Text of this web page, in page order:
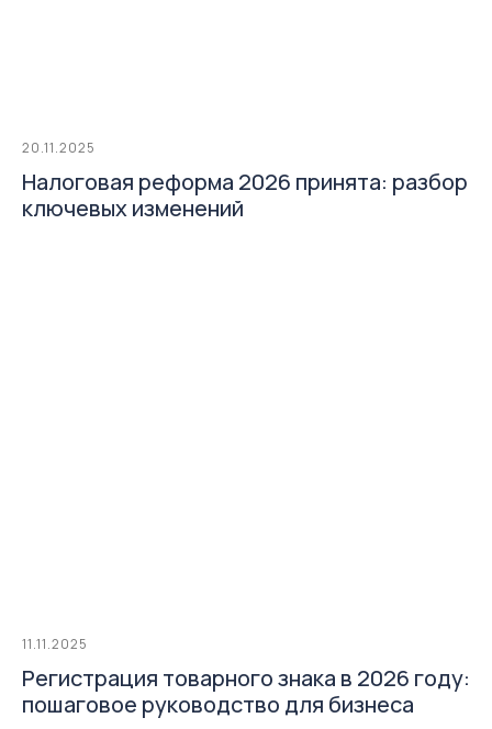
20.11.2025
Налоговая реформа 2026 принята: разбор
ключевых изменений
11.11.2025
Регистрация товарного знака в 2026 году:
пошаговое руководство для бизнеса